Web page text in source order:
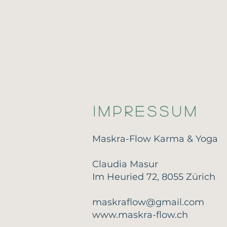
Impressum
Maskra-Flow Karma & Yoga
Claudia Masur
Im Heuried 72, 8055 Zürich
maskraflow@gmail.com
www.maskra-flow.ch